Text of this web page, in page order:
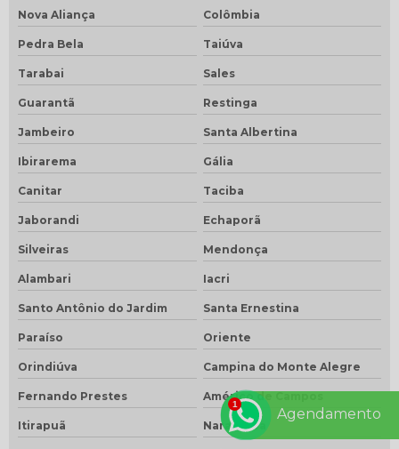
Nova Aliança Colômbia
Pedra Bela Taiúva
Tarabai Sales
Guarantã Restinga
Jambeiro Santa Albertina
Ibirarema Gália
Canitar Taciba
Jaborandi Echaporã
Silveiras Mendonça
Alambari Iacri
Santo Antônio do Jardim Santa Ernestina
Paraíso Oriente
Orindiúva Campina do Monte Alegre
Fernando Prestes Américo de Campos
Itirapuã Narandiba
Agendamento